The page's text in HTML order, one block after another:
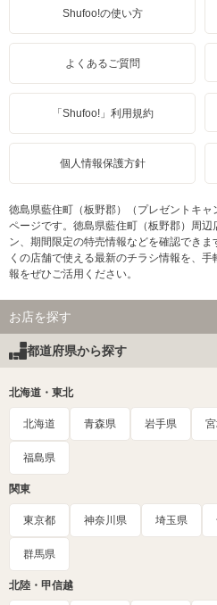
Shufoo!の使い方
よくあるご質問
「Shufoo!」利用規約
個人情報保護方針
徳島県藍住町（板野郡）（プレゼントキ
ページです。徳島県藍住町（板野郡）周
ン、期間限定の特売情報などを確認でき
くの店舗で使える最新のチラシ情報を、
報をぜひご活用ください。
お店を探す
都道府県から探す
北海道・東北
北海道 青森県 岩手県
福島県
関東
東京都 神奈川県 埼玉県
群馬県
北陸・甲信越